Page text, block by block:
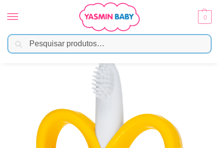
0
Início Brinquedos / Mordedor e Chocalho